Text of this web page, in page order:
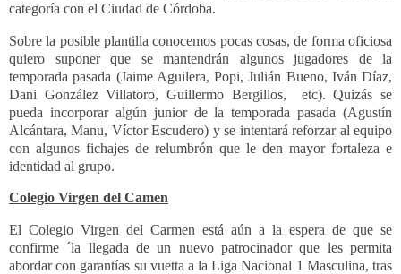
categoría con el Ciudad de Córdoba.
Sobre la posible plantilla conocemos pocas cosas, de forma oficiosa
quiero suponer que se mantendrán algunos jugadores de la
temporada pasada (Jaime Aguilera, Popi, Julián Bueno, Iván Díaz,
Dani González Villatoro, Guillermo Bergillos, etc). Quizás se
pueda incorporar algún junior de la temporada pasada (Agustín
Alcántara, Manu, Víctor Escudero) y se intentará reforzar al equipo
con algunos fichajes de relumbrón que le den mayor fortaleza e
identidad al grupo.
Colegio Virgen del Camen
El Colegio Virgen del Carmen está aún a la espera de que se
confirme ´la llegada de un nuevo patrocinador que les permita
abordar con garantías su vuetta a la Liga Nacional 1 Masculina, tras